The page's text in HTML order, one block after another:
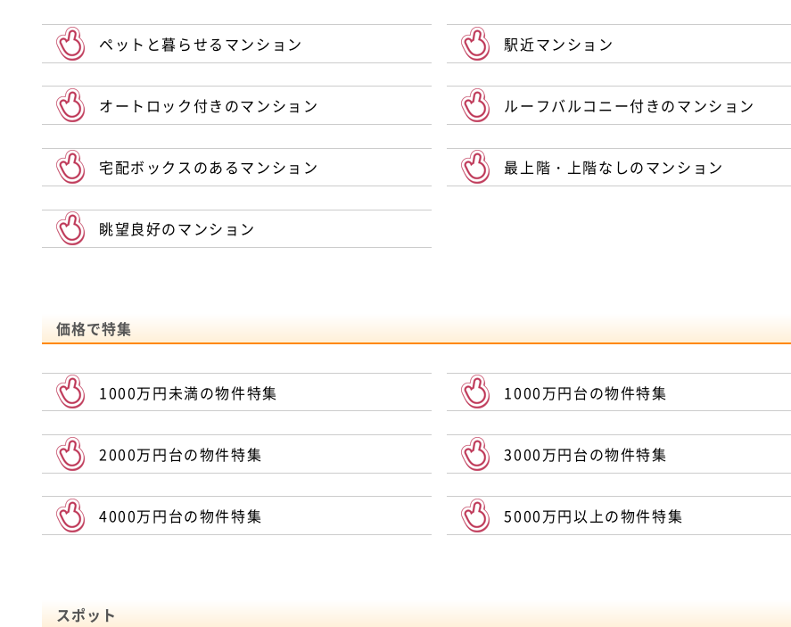
ペットと暮らせるマンション 駅近マンション
オートロック付きのマンション ルーフバルコニー付きのマンション
宅配ボックスのあるマンション 最上階・上階なしのマンション
眺望良好のマンション
価格で特集
1000万円未満の物件特集 1000万円台の物件特集
2000万円台の物件特集 3000万円台の物件特集
4000万円台の物件特集 5000万円以上の物件特集
スポット